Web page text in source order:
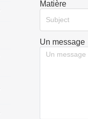
Matière
Subject
Un message